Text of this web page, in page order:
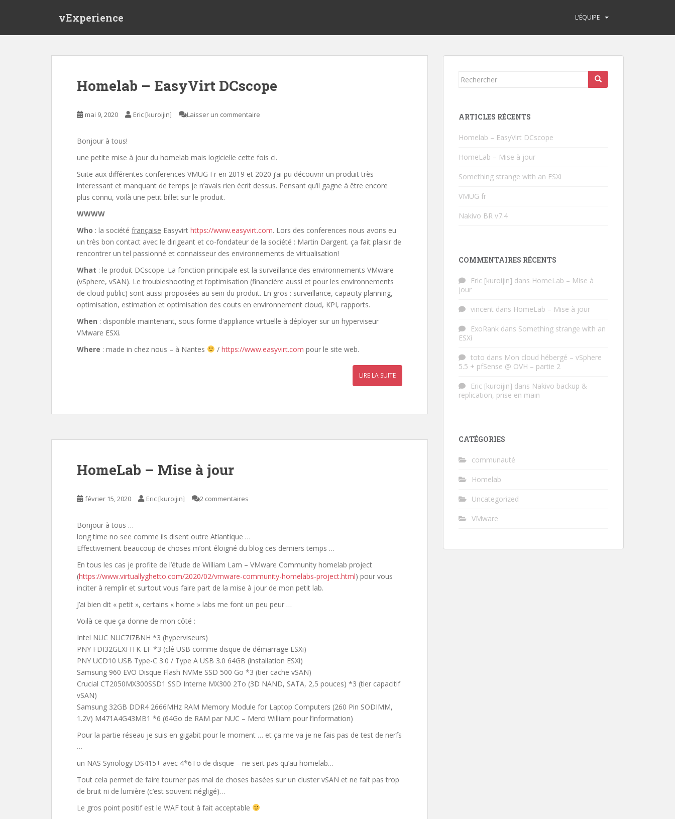
vExperience L’ÉQUIPE
Homelab – EasyVirt DCscope
mai 9, 2020 Eric [kuroijin] Laisser un commentaire
Bonjour à tous!
une petite mise à jour du homelab mais logicielle cette fois ci.
Suite aux différentes conferences VMUG Fr en 2019 et 2020 j’ai pu découvrir un produit très
interessant et manquant de temps je n’avais rien écrit dessus. Pensant qu’il gagne à être encore
plus connu, voilà une petit billet sur le produit.
WWWW
Who : la société française Easyvirt https://www.easyvirt.com. Lors des conferences nous avons eu
un très bon contact avec le dirigeant et co-fondateur de la société : Martin Dargent. ça fait plaisir de
rencontrer un tel passionné et connaisseur des environnements de virtualisation!
What : le produit DCscope. La fonction principale est la surveillance des environnements VMware
(vSphere, vSAN). Le troubleshooting et l’optimisation (financière aussi et pour les environnements
de cloud public) sont aussi proposées au sein du produit. En gros : surveillance, capacity planning,
optimisation, estimation et optimisation des couts en environnement cloud, KPI, rapports.
When : disponible maintenant, sous forme d’appliance virtuelle à déployer sur un hyperviseur
VMware ESXi.
Where : made in chez nous – à Nantes / https://www.easyvirt.com pour le site web.
LIRE LA SUITE
HomeLab – Mise à jour
février 15, 2020 Eric [kuroijin] 2 commentaires
Bonjour à tous …
long time no see comme ils disent outre Atlantique …
Effectivement beaucoup de choses m’ont éloigné du blog ces derniers temps …
En tous les cas je profite de l’étude de William Lam – VMware Community homelab project
(https://www.virtuallyghetto.com/2020/02/vmware-community-homelabs-project.html) pour vous
inciter à remplir et surtout vous faire part de la mise à jour de mon petit lab.
J’ai bien dit « petit », certains « home » labs me font un peu peur …
Voilà ce que ça donne de mon côté :
Intel NUC NUC7I7BNH *3 (hyperviseurs)
PNY FDI32GEXFITK-EF *3 (clé USB comme disque de démarrage ESXi)
PNY UCD10 USB Type-C 3.0 / Type A USB 3.0 64GB (installation ESXi)
Samsung 960 EVO Disque Flash NVMe SSD 500 Go *3 (tier cache vSAN)
Crucial CT2050MX300SSD1 SSD Interne MX300 2To (3D NAND, SATA, 2,5 pouces) *3 (tier capacitif
vSAN)
Samsung 32GB DDR4 2666MHz RAM Memory Module for Laptop Computers (260 Pin SODIMM,
1.2V) M471A4G43MB1 *6 (64Go de RAM par NUC – Merci William pour l’information)
Pour la partie réseau je suis en gigabit pour le moment … et ça me va je ne fais pas de test de nerfs
…
un NAS Synology DS415+ avec 4*6To de disque – ne sert pas qu’au homelab…
Tout cela permet de faire tourner pas mal de choses basées sur un cluster vSAN et ne fait pas trop
de bruit ni de lumière (c’est souvent négligé)…
Le gros point positif est le WAF tout à fait acceptable
Rechercher...
ARTICLES RÉCENTS
Homelab – EasyVirt DCscope
HomeLab – Mise à jour
Something strange with an ESXi
VMUG fr
Nakivo BR v7.4
COMMENTAIRES RÉCENTS
Eric [kuroijin] dans HomeLab – Mise à
jour
vincent dans HomeLab – Mise à jour
ExoRank dans Something strange with an
ESXi
toto dans Mon cloud hébergé – vSphere
5.5 + pfSense @ OVH – partie 2
Eric [kuroijin] dans Nakivo backup &
replication, prise en main
CATÉGORIES
communauté
Homelab
Uncategorized
VMware